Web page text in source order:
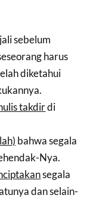
sebelum
harus
diketahui
takdirdi
bahwa segala
Nya.
segala
dan selain-